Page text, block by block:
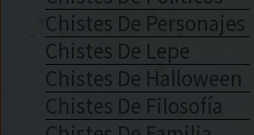
Chistes De Personajes
Chistes De Lepe
Chistes De Halloween
Chistes De Filosofía